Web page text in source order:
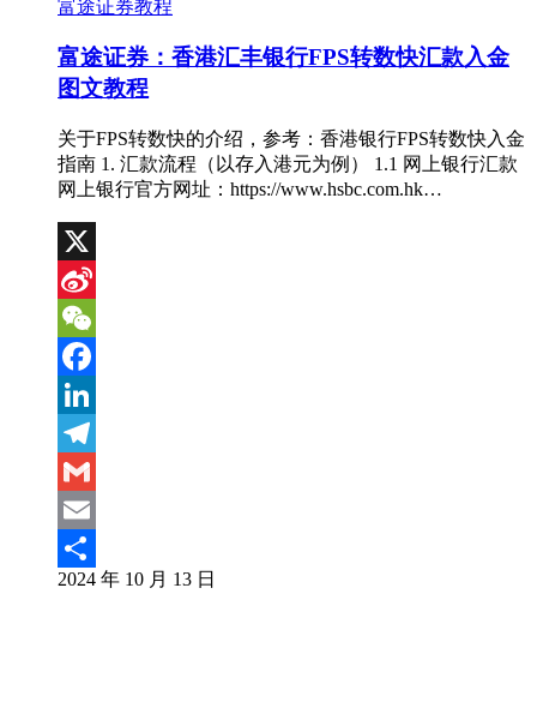
富途证券教程
富途证券：香港汇丰银行FPS转数快汇款入金
图文教程
关于FPS转数快的介绍，参考：香港银行FPS转数快入金
指南 1. 汇款流程（以存入港元为例） 1.1 网上银行汇款
网上银行官方网址：https://www.hsbc.com.hk…
X
Sina
Weibo
WeChat
Facebook
LinkedIn
Telegram
Gmail
Email
分
2024 年 10 月 13 日